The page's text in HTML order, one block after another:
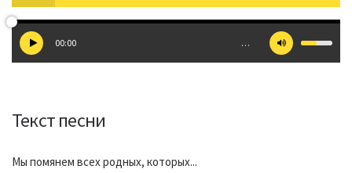
00:00 …
Текст песни
Мы помянем всех родных, которых...